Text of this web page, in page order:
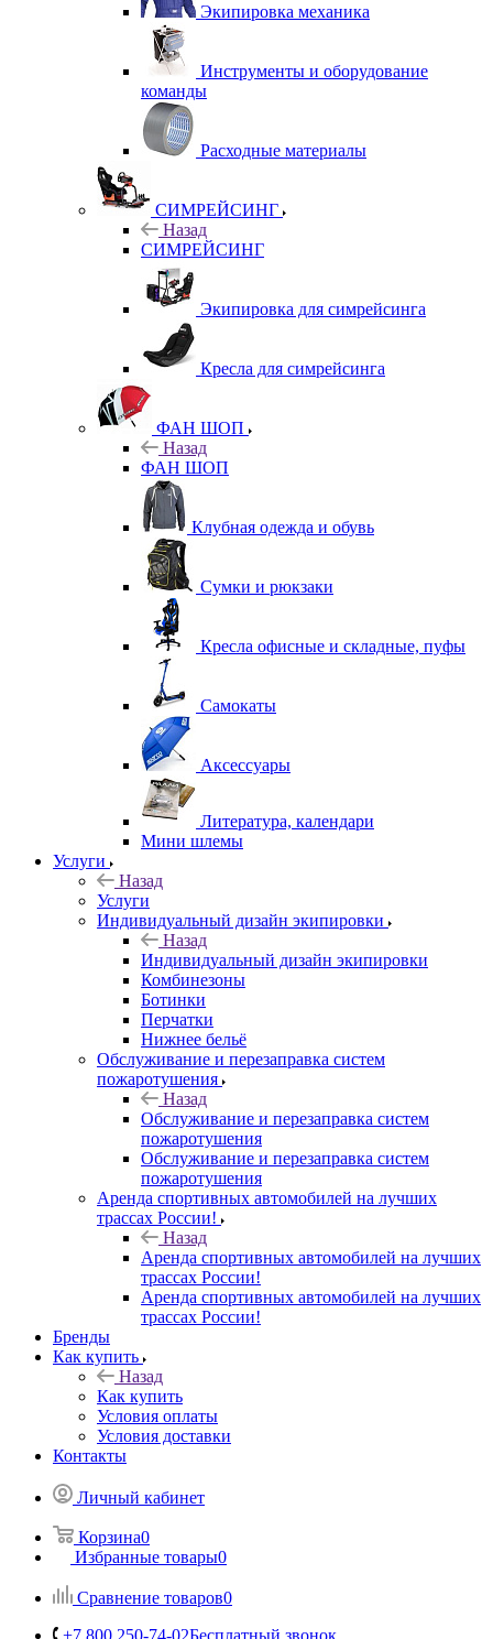
Экипировка механика
Инструменты и оборудование
команды
Расходные материалы
СИМРЕЙСИНГ
Назад
СИМРЕЙСИНГ
Экипировка для симрейсинга
Кресла для симрейсинга
ФАН ШОП
Назад
ФАН ШОП
Клубная одежда и обувь
Сумки и рюкзаки
Кресла офисные и складные, пуфы
Самокаты
Аксессуары
Литература, календари
Мини шлемы
Услуги
Назад
Услуги
Индивидуальный дизайн экипировки
Назад
Индивидуальный дизайн экипировки
Комбинезоны
Ботинки
Перчатки
Нижнее бельё
Обслуживание и перезаправка систем
пожаротушения
Назад
Обслуживание и перезаправка систем
пожаротушения
Обслуживание и перезаправка систем
пожаротушения
Аренда спортивных автомобилей на лучших
трассах России!
Назад
Аренда спортивных автомобилей на лучших
трассах России!
Аренда спортивных автомобилей на лучших
трассах России!
Бренды
Как купить
Назад
Как купить
Условия оплаты
Условия доставки
Контакты
Личный кабинет
Корзина0
Избранные товары0
Сравнение товаров0
+7 800 250-74-02Бесплатный звонок